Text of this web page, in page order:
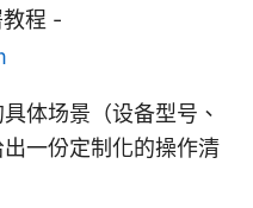
程 -
体场景（设备型号、
一份定制化的操作清